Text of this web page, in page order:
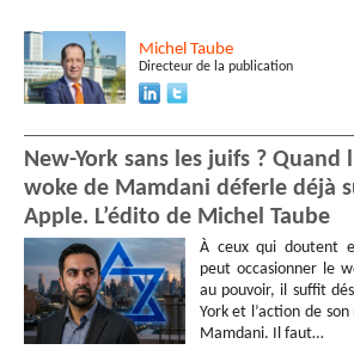
Michel Taube
Directeur de la publication
New-York sans les juifs ? Quand
woke de Mamdani déferle déjà
Apple. L’édito de Michel Taube
À ceux qui doutent
peut occasionner le
au pouvoir, il suffit
York et l’action de
Mamdani. Il faut…